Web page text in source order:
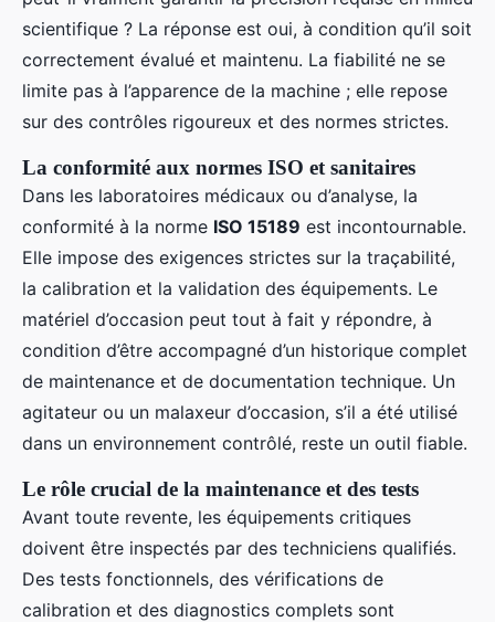
scientifique ? La réponse est oui, à condition qu’il soit
correctement évalué et maintenu. La fiabilité ne se
limite pas à l’apparence de la machine ; elle repose
sur des contrôles rigoureux et des normes strictes.
La conformité aux normes ISO et sanitaires
Dans les laboratoires médicaux ou d’analyse, la
conformité à la norme ISO 15189 est incontournable.
Elle impose des exigences strictes sur la traçabilité,
la calibration et la validation des équipements. Le
matériel d’occasion peut tout à fait y répondre, à
condition d’être accompagné d’un historique complet
de maintenance et de documentation technique. Un
agitateur ou un malaxeur d’occasion, s’il a été utilisé
dans un environnement contrôlé, reste un outil fiable.
Le rôle crucial de la maintenance et des tests
Avant toute revente, les équipements critiques
doivent être inspectés par des techniciens qualifiés.
Des tests fonctionnels, des vérifications de
calibration et des diagnostics complets sont